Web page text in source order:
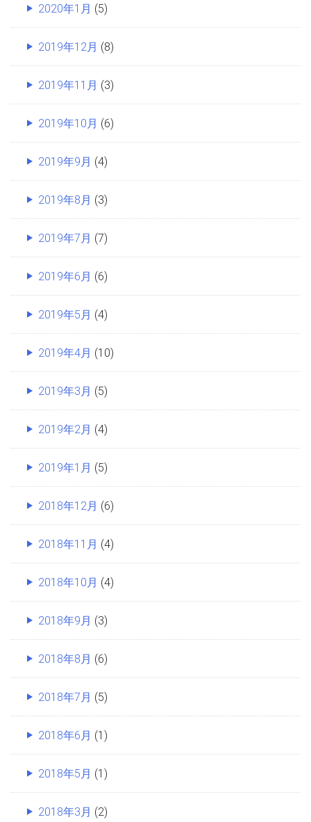
2020年1月 (5)
2019年12月 (8)
2019年11月 (3)
2019年10月 (6)
2019年9月 (4)
2019年8月 (3)
2019年7月 (7)
2019年6月 (6)
2019年5月 (4)
2019年4月 (10)
2019年3月 (5)
2019年2月 (4)
2019年1月 (5)
2018年12月 (6)
2018年11月 (4)
2018年10月 (4)
2018年9月 (3)
2018年8月 (6)
2018年7月 (5)
2018年6月 (1)
2018年5月 (1)
2018年3月 (2)